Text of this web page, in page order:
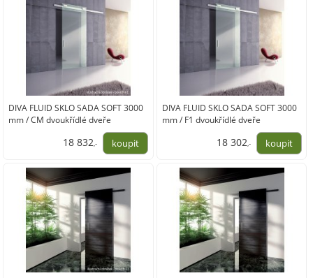
DIVA FLUID SKLO SADA SOFT 3000
mm / CM dvoukřídlé dveře
18 832,-
15 564,00
DIVA FLUID SKLO SADA SOFT 3000
mm / F1 dvoukřídlé dveře
18 302,-
15 126,00